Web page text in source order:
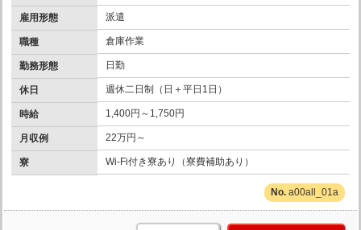
雇用形態 派遣
職種 倉庫作業
勤務形態 日勤
休日 週休二日制（日＋平日1日）
時給 1,400円～1,750円
月収例 22万円～
寮 Wi-Fi付き寮あり（寮費補助あり）
a00all_01a